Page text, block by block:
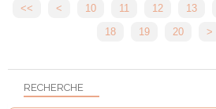
<< < 10 11 12 13
18
19 20 30
40
>
RECHERCHE